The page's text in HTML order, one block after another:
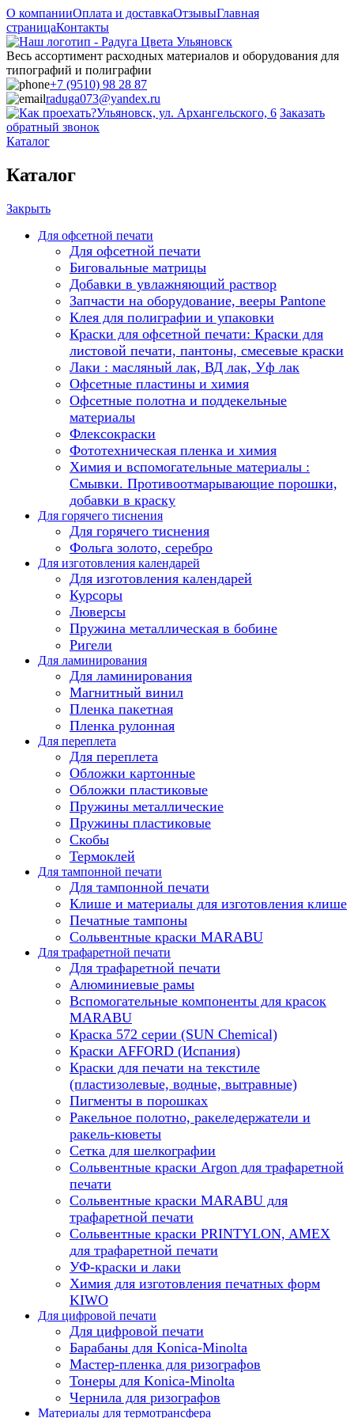
О компанииОплата и доставкаОтзывыГлавная
страницаКонтакты
Весь ассортимент расходных материалов и оборудования для
типографий и полиграфии
+7 (9510) 98 28 87
raduga073@yandex.ru
Ульяновск, ул. Архангельского, 6 Заказать
обратный звонок
Каталог
Каталог
Закрыть
Для офсетной печати
Для офсетной печати
Биговальные матрицы
Добавки в увлажняющий раствор
Запчасти на оборудование, вееры Pantone
Клея для полиграфии и упаковки
Краски для офсетной печати: Краски для
листовой печати, пантоны, смесевые краски
Лаки : масляный лак, ВД лак, Уф лак
Офсетные пластины и химия
Офсетные полотна и поддекельные
материалы
Флексокраски
Фототехническая пленка и химия
Химия и вспомогательные материалы :
Смывки. Противоотмарывающие порошки,
добавки в краску
Для горячего тиснения
Для горячего тиснения
Фольга золото, серебро
Для изготовления календарей
Для изготовления календарей
Курсоры
Люверсы
Пружина металлическая в бобине
Ригели
Для ламинирования
Для ламинирования
Магнитный винил
Пленка пакетная
Пленка рулонная
Для переплета
Для переплета
Обложки картонные
Обложки пластиковые
Пружины металлические
Пружины пластиковые
Скобы
Термоклей
Для тампонной печати
Для тампонной печати
Клише и материалы для изготовления клише
Печатные тампоны
Сольвентные краски MARABU
Для трафаретной печати
Для трафаретной печати
Алюминиевые рамы
Вспомогательные компоненты для красок
MARABU
Краска 572 серии (SUN Chemical)
Краски AFFORD (Испания)
Краски для печати на текстиле
(пластизолевые, водные, вытравные)
Пигменты в порошках
Ракельное полотно, ракеледержатели и
ракель-кюветы
Сетка для шелкографии
Сольвентные краски Argon для трафаретной
печати
Сольвентные краски MARABU для
трафаретной печати
Сольвентные краски PRINTYLON, AMEX
для трафаретной печати
УФ-краски и лаки
Химия для изготовления печатных форм
KIWO
Для цифровой печати
Для цифровой печати
Барабаны для Konica-Minolta
Мастер-пленка для ризографов
Тонеры для Konica-Minolta
Чернила для ризографов
Материалы для термотрансфера